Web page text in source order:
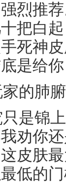
烈推
把白
死神
是给
的肺
是锦
劝你
皮肤
低的